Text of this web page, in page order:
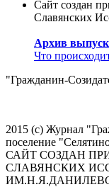
Сайт создан
Славянских
Архив
Что
"Гражданин-
2015 (с) Журнал
поселение
САЙТ СОЗДАН
СЛАВЯНСКИХ